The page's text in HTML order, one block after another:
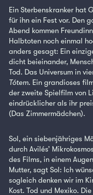
Ein Sterbenskranker hat
für ihn ein Fest vor. Den
Abend kommen
Halbtoten noch einmal
anders gesagt: Ein
dicht beieinander,
Tod. Das Universum in
Tótem. Ein grandioses
der zweite Spielfilm von
eindrücklicher als ihr
(Das Zimmermädchen).
Sol, ein siebenjähriges
durch Avilés’
des Films, in einem
Mutter, sagt Sol: Ich
sogleich denken wir im
Kost. Tod und Mexiko.